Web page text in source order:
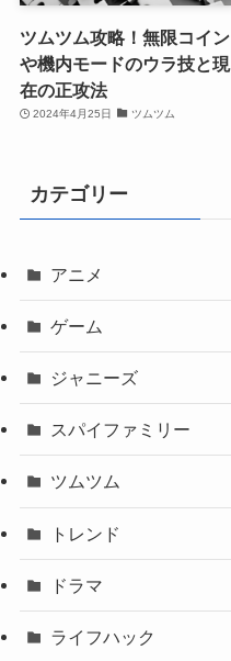
ツムツム攻略！無限コイン
や機内モードのウラ技と現
在の正攻法
2024年4月25日 ツムツム
カテゴリー
アニメ
ゲーム
ジャニーズ
スパイファミリー
ツムツム
トレンド
ドラマ
ライフハック